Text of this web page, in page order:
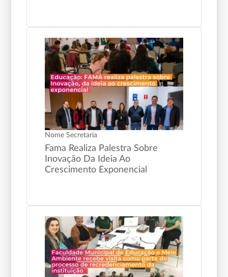
Nome Secretaria
Fama Realiza Palestra Sobre
Inovação Da Ideia Ao
Crescimento Exponencial